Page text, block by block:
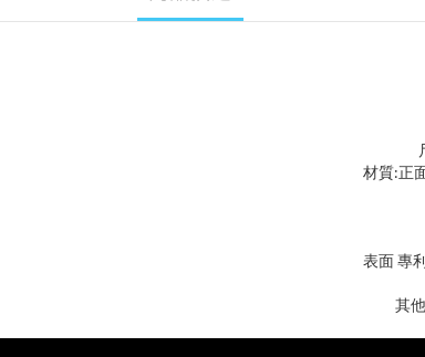
材質:正
表面 專
其